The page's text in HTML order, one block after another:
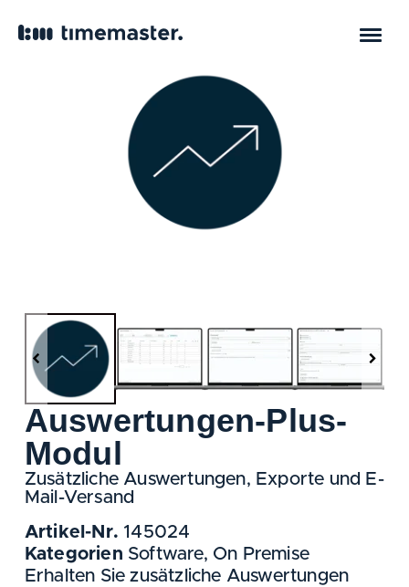
Auswertungen-Plus-
Modul
Zusätzliche Auswertungen, Exporte und E-
Mail-Versand
Artikel-Nr. 145024
Kategorien Software, On Premise
Erhalten Sie zusätzliche Auswertungen